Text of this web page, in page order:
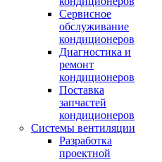
Сервисное
обслуживание
кондиционеров
Диагностика и
ремонт
кондиционеров
Поставка
запчастей
кондиционеров
Системы вентиляции
Разработка
проектной